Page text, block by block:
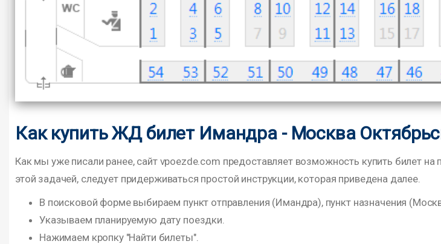
Как купить ЖД билет Имандра - Москва
Как мы уже писали ранее, сайт vpoezde.com предоставляет возможность купить билет
этой задачей, следует придерживаться простой инструкции, которая приведена далее.
В поисковой форме выбираем пункт отправления (Имандра), пункт назначения
Указываем планируемую дату поездки.
Нажимаем кропку "Найти билеты".